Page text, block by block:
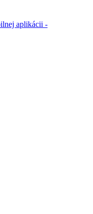
aplikácii -